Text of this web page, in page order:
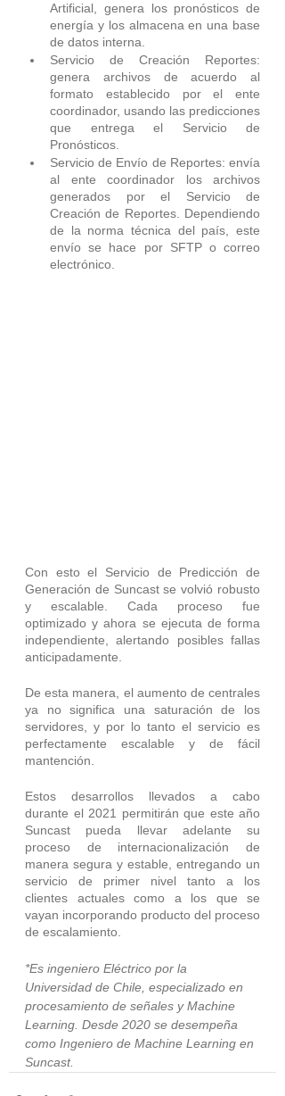
Artificial, genera los pronósticos de
energía y los almacena en una base
de datos interna.
Servicio de Creación Reportes:
genera archivos de acuerdo al
formato establecido por el ente
coordinador, usando las predicciones
que entrega el Servicio de
Pronósticos.
Servicio de Envío de Reportes: envía
al ente coordinador los archivos
generados por el Servicio de
Creación de Reportes. Dependiendo
de la norma técnica del país, este
envío se hace por SFTP o correo
electrónico.
Con esto el Servicio de Predicción de
Generación de Suncast se volvió robusto
y escalable. Cada proceso fue
optimizado y ahora se ejecuta de forma
independiente, alertando posibles fallas
anticipadamente.
De esta manera, el aumento de centrales
ya no significa una saturación de los
servidores, y por lo tanto el servicio es
perfectamente escalable y de fácil
mantención.
Estos desarrollos llevados a cabo
durante el 2021 permitirán que este año
Suncast pueda llevar adelante su
proceso de internacionalización de
manera segura y estable, entregando un
servicio de primer nivel tanto a los
clientes actuales como a los que se
vayan incorporando producto del proceso
de escalamiento.
*Es ingeniero Eléctrico por la
Universidad de Chile, especializado en
procesamiento de señales y Machine
Learning. Desde 2020 se desempeña
como Ingeniero de Machine Learning en
Suncast.